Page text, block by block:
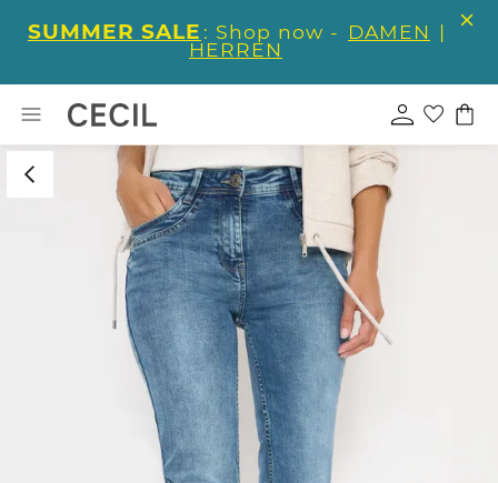
SUMMER SALE : Shop now - DAMEN |
HERREN